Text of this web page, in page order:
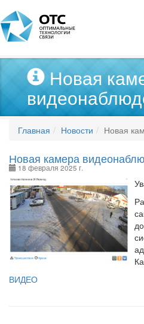
Новая
Главная Новости Новая
Новая камера
18 февраля 2025 г.
ВИДЕО